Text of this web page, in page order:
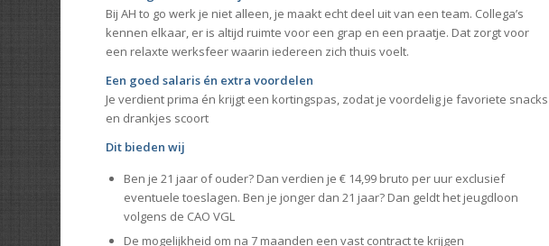
Bij AH to go werk je niet alleen, je maakt echt deel uit van een team. Collega’s
kennen elkaar, er is altijd ruimte voor een grap en een praatje. Dat zorgt voor
een relaxte werksfeer waarin iedereen zich thuis voelt.
Een goed salaris én extra voordelen
Je verdient prima én krijgt een kortingspas, zodat je voordelig je favoriete snacks
en drankjes scoort
Dit bieden wij
Ben je 21 jaar of ouder? Dan verdien je € 14,99 bruto per uur exclusief
eventuele toeslagen. Ben je jonger dan 21 jaar? Dan geldt het jeugdloon
volgens de CAO VGL
De mogelijkheid om na 7 maanden een vast contract te krijgen